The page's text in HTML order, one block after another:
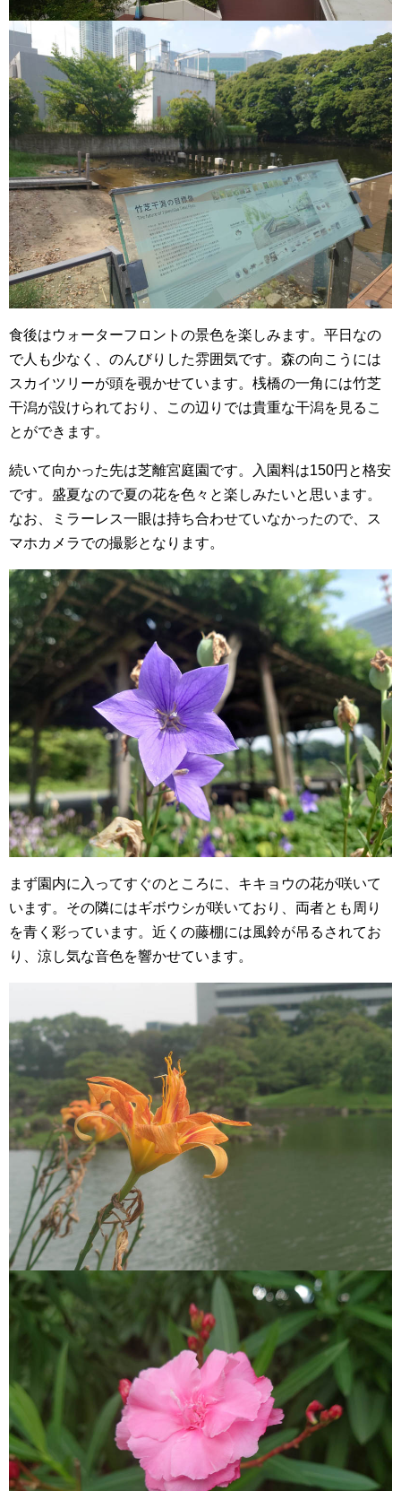
食後はウォーターフロントの景色を楽しみます。平日なの
で人も少なく、のんびりした雰囲気です。森の向こうには
スカイツリーが頭を覗かせています。桟橋の一角には竹芝
干潟が設けられており、この辺りでは貴重な干潟を見るこ
とができます。
続いて向かった先は芝離宮庭園です。入園料は150円と格安
です。盛夏なので夏の花を色々と楽しみたいと思います。
なお、ミラーレス一眼は持ち合わせていなかったので、ス
マホカメラでの撮影となります。
まず園内に入ってすぐのところに、キキョウの花が咲いて
います。その隣にはギボウシが咲いており、両者とも周り
を青く彩っています。近くの藤棚には風鈴が吊るされてお
り、涼し気な音色を響かせています。